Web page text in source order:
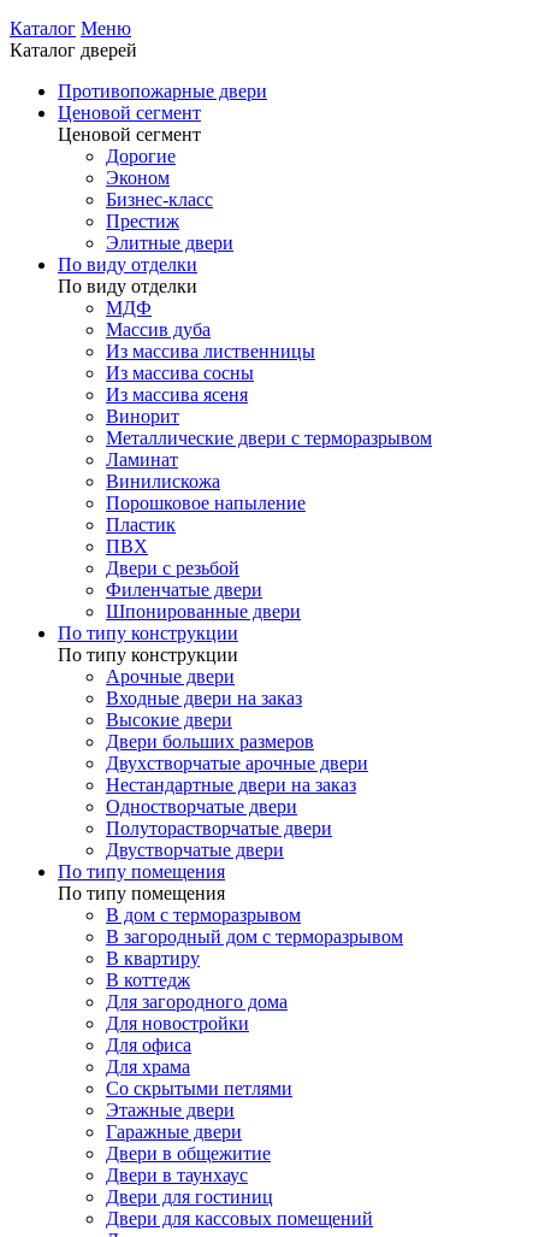
Каталог Меню
Каталог дверей
Противопожарные двери
Ценовой сегмент
Ценовой сегмент
Дорогие
Эконом
Бизнес-класс
Престиж
Элитные двери
По виду отделки
По виду отделки
МДФ
Массив дуба
Из массива лиственницы
Из массива сосны
Из массива ясеня
Винорит
Металлические двери с терморазрывом
Ламинат
Винилискожа
Порошковое напыление
Пластик
ПВХ
Двери с резьбой
Филенчатые двери
Шпонированные двери
По типу конструкции
По типу конструкции
Арочные двери
Входные двери на заказ
Высокие двери
Двери больших размеров
Двухстворчатые арочные двери
Нестандартные двери на заказ
Одностворчатые двери
Полуторастворчатые двери
Двустворчатые двери
По типу помещения
По типу помещения
В дом с терморазрывом
В загородный дом с терморазрывом
В квартиру
В коттедж
Для загородного дома
Для новостройки
Для офиса
Для храма
Со скрытыми петлями
Этажные двери
Гаражные двери
Двери в общежитие
Двери в таунхаус
Двери для гостиниц
Двери для кассовых помещений